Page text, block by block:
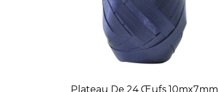
Plateau De 24 Œufs 10mx7mm